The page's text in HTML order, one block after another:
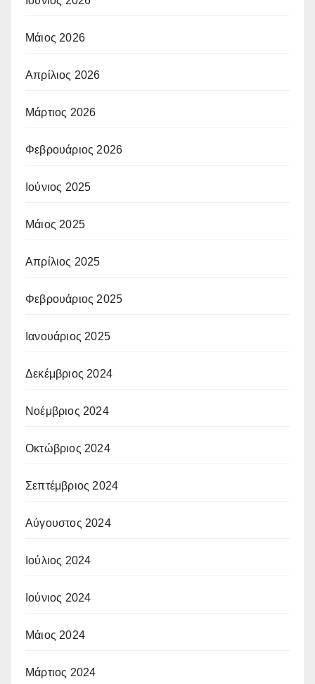
Μάιος 2026
Απρίλιος 2026
Μάρτιος 2026
Φεβρουάριος 2026
Ιούνιος 2025
Μάιος 2025
Απρίλιος 2025
Φεβρουάριος 2025
Ιανουάριος 2025
Δεκέμβριος 2024
Νοέμβριος 2024
Οκτώβριος 2024
Σεπτέμβριος 2024
Αύγουστος 2024
Ιούλιος 2024
Ιούνιος 2024
Μάιος 2024
Μάρτιος 2024